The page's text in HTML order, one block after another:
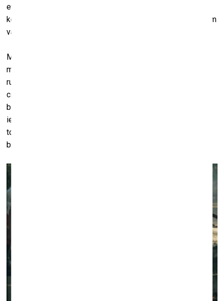
etniskajām grupām, 1991. gadā iereģistrējot to arī valsts
konstitūcijā. Nošķirtībā no modernās Kolumbijas problēmām
varēja atdzimt pilnīgi jauns sapnis par kultūru.
Mēs jautājām cilts vecajiem: “Kāpēc jūs ļāvāt ienākt
misionāriem, kāpēc ļāvāt viņiem par sevi runāt tā, kā viņi
runāja?” Viņi atbildēja: “Jo viņi apsolīja mūs padarīt par
cilvēkiem.” Tas, lūk, ir koloniālisms – pati koloniālisma
būtība. Kolonistam ir jāpārliecina kolonizējamais par viņa
iedzimto mazvērtīgumu. To dara valdības, to dara misionāri,
to dara kaučuka tirgotāji. Taču to nedara antropologi. Šādos
brīžos antropoloģija ir antitēze koloniālisma konceptam.